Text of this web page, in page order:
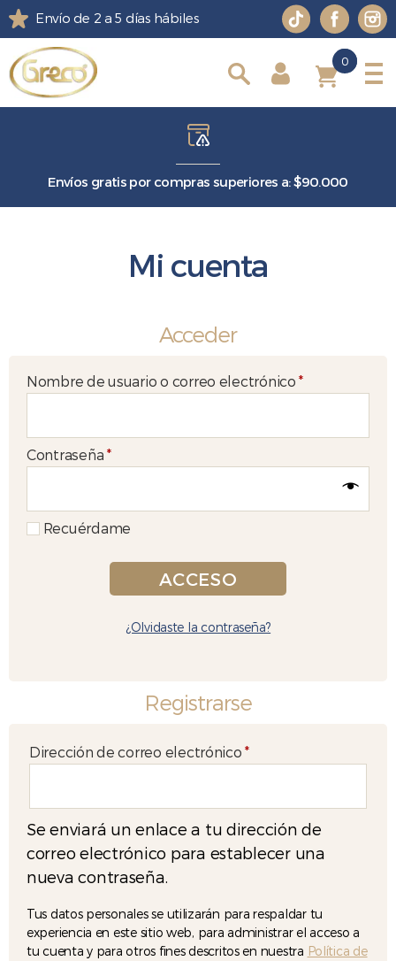
Envío de 2 a 5 días hábiles
Envíos gratis por compras superiores a: $90.000
0
Mi cuenta
Acceder
Nombre de usuario o correo electrónico*Obligatorio
Contraseña*Obligatorio
Recuérdame
ACCESO
¿Olvidaste la contraseña?
Registrarse
Dirección de correo electrónico*Obligatorio
Se enviará un enlace a tu dirección de
correo electrónico para establecer una
nueva contraseña.
Tus datos personales se utilizarán para respaldar tu
experiencia en este sitio web, para administrar el acceso a
tu cuenta y para otros fines descritos en nuestra Política de
0